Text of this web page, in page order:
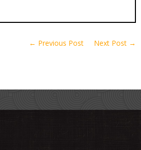
← Previous Post Next Post →